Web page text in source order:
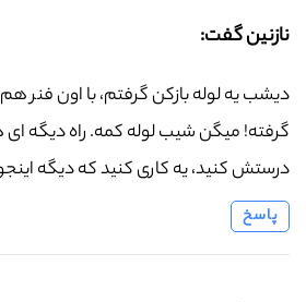
نازنین گفت:
دیشب یه لوله بازکن گرفتم، با اون فنر
گرفته! میگن شیب لوله کمه. راه دیگه
درستش کنید، یه کاری کنید که دیگه
پاسخ